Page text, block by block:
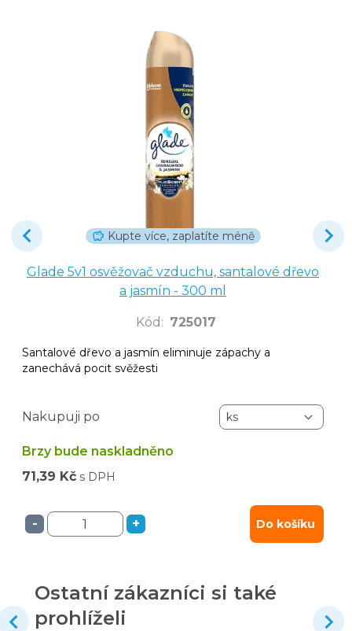
Kupte více, zaplatíte méně
Glade 5v1 osvěžovač vzduchu, santalové dřevo
a jasmín - 300 ml
Kód : 725017
Santalové dřevo a jasmín eliminuje zápachy a
zanechává pocit svěžesti
Nakupuji po
Brzy bude naskladněno
71,39 Kč s DPH
- + Do košíku
Ostatní zákazníci si také
prohlíželi